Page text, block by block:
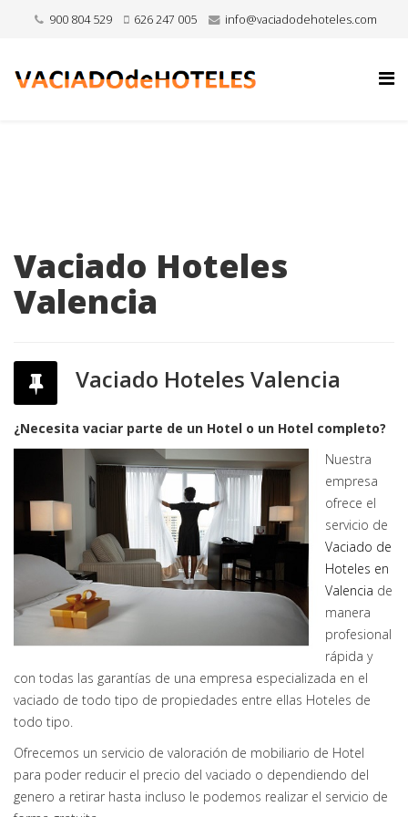
900 804 529 626 247 005 info@vaciadodehoteles.com
Vaciado Hoteles
Valencia
Vaciado Hoteles Valencia
¿Necesita vaciar parte de un Hotel o un Hotel completo?
Nuestra
empresa
ofrece el
servicio de
Vaciado de
Hoteles en
Valencia de
manera
profesional
rápida y
con todas las garantías de una empresa especializada en el
vaciado de todo tipo de propiedades entre ellas Hoteles de
todo tipo.
Ofrecemos un servicio de valoración de mobiliario de Hotel
para poder reducir el precio del vaciado o dependiendo del
genero a retirar hasta incluso le podemos realizar el servicio de